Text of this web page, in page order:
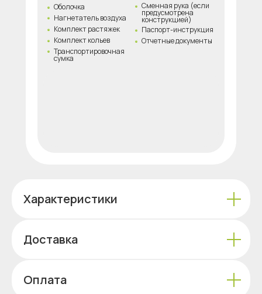
Оболочка
Нагнетатель воздуха
Комплект кольев Отчетные документы
Паспорт-инструкция
Транспортировочная
сумка
Сменная рука (если
предусмотрена
конструкцией)
Комплект растяжек
Характеристики
Доставка
Оплата